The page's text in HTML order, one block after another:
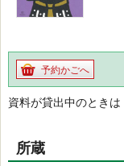
予約かごへ
資料が貸出中のとき
所蔵